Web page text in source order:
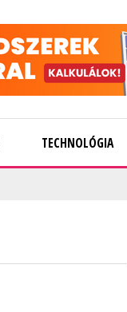
TECHNOLÓGIA